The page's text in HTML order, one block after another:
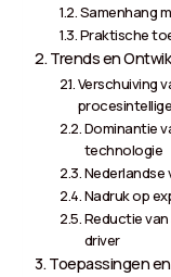
Samenhang
Praktische
Trends en
Verschuiving
Dominantie
technologie
Nadruk op
Reductie
driver
Toepassingen